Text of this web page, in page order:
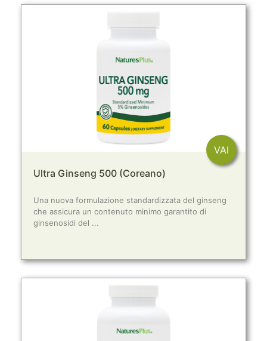
VAI
Ultra Ginseng 500 (Coreano)
Una nuova formulazione standardizzata del ginseng
che assicura un contenuto minimo garantito di
ginsenosidi del ...